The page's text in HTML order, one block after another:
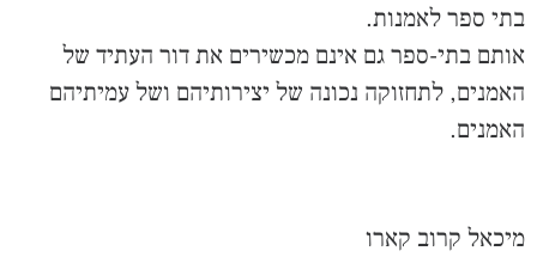
בתי ספר לאמנות.
אותם בתי-ספר גם אינם מכשירים את דור העתיד של
האמנים, לתחזוקה נכונה של יצירותיהם ושל עמיתיהם
האמנים.
מיכאל קרוב קארו